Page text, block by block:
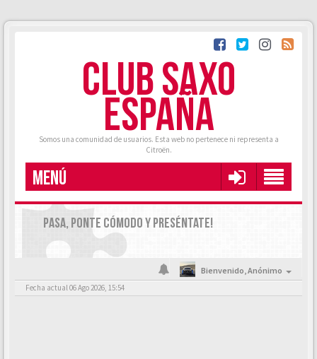
CLUB SAXO
ESPAÑA
Somos una comunidad de usuarios. Esta web no pertenece ni representa a
Citroën.
MENÚ
PASA, PONTE CÓMODO Y PRESÉNTATE!
Bienvenido,Anónimo
Fecha actual 06 Ago 2026, 15:54